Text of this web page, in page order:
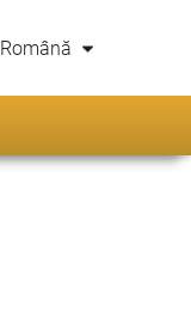
Română